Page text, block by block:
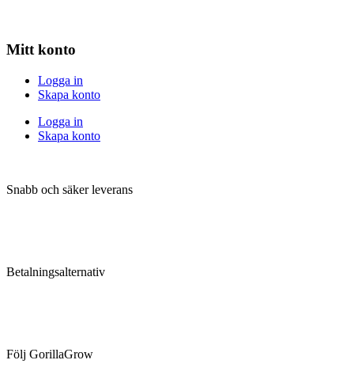
Mitt konto
Logga in
Skapa konto
Logga in
Skapa konto
Snabb och säker leverans
Betalningsalternativ
Följ GorillaGrow